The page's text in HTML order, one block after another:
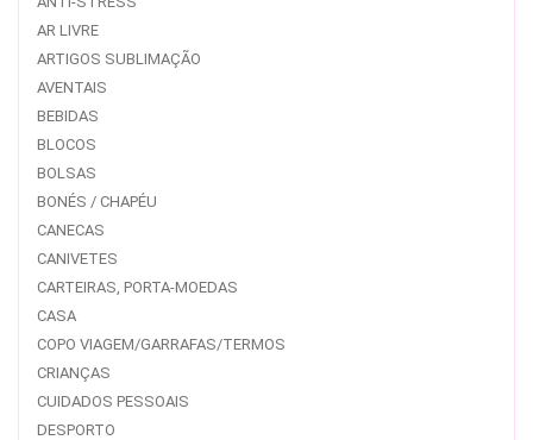
AR LIVRE
ARTIGOS SUBLIMAÇÃO
AVENTAIS
BEBIDAS
BLOCOS
BOLSAS
BONÉS / CHAPÉU
CANECAS
CANIVETES
CARTEIRAS, PORTA-MOEDAS
CASA
COPO VIAGEM/GARRAFAS/TERMOS
CRIANÇAS
CUIDADOS PESSOAIS
DESPORTO